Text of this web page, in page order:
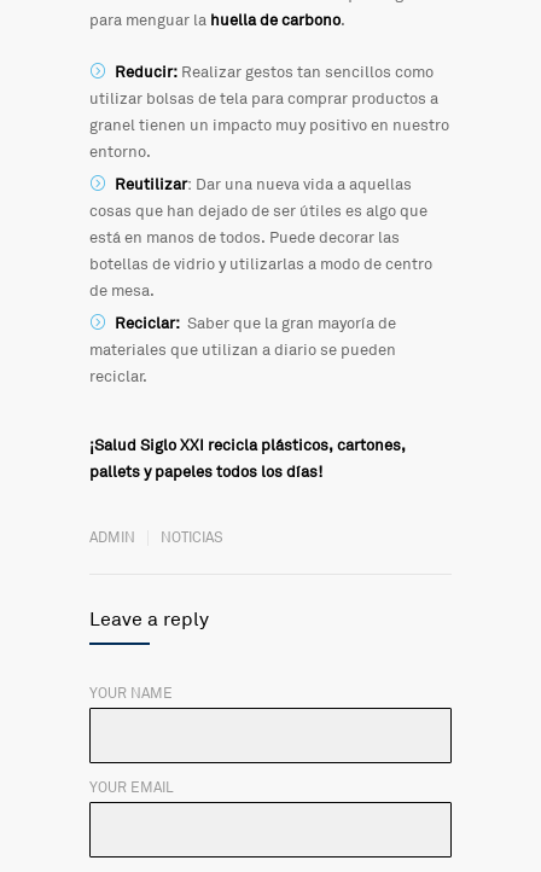
para menguar la huella de carbono.
Reducir: Realizar gestos tan sencillos como
utilizar bolsas de tela para comprar productos a
granel tienen un impacto muy positivo en nuestro
entorno.
Reutilizar: Dar una nueva vida a aquellas
cosas que han dejado de ser útiles es algo que
está en manos de todos. Puede decorar las
botellas de vidrio y utilizarlas a modo de centro
de mesa.
Reciclar: Saber que la gran mayoría de
materiales que utilizan a diario se pueden
reciclar.
¡Salud Siglo XXI recicla plásticos, cartones,
pallets y papeles todos los días!
ADMIN NOTICIAS
Leave a reply
YOUR NAME
YOUR EMAIL